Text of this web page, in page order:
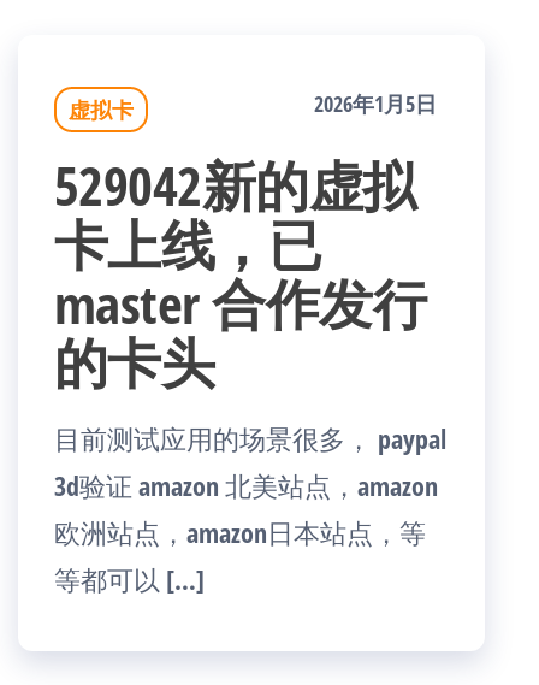
虚拟卡 2026年1月5日
529042新的虚拟
卡上线，已
master 合作发行
的卡头
目前测试应用的场景很多， paypal
3d验证 amazon 北美站点，amazon
欧洲站点，amazon日本站点，等
等都可以 […]